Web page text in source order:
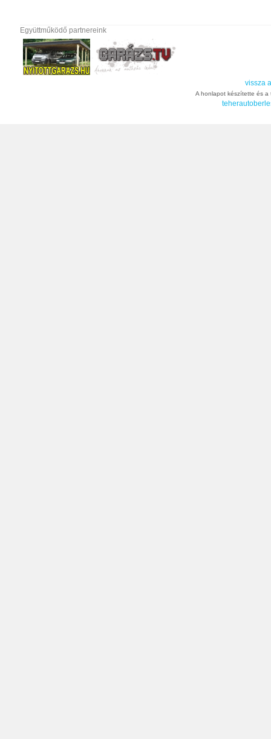
Együttműködő partnereink
vissza
A honlapot készítette és